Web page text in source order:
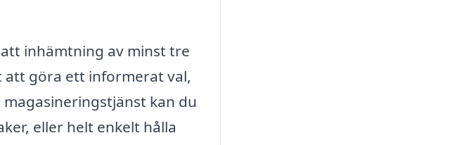
inhämtning av minst tre
göra ett informerat val,
kan du
eller helt enkelt hålla